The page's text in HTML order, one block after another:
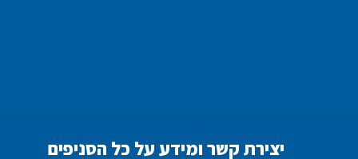
יצירת קשר ומידע על כל הסניפים